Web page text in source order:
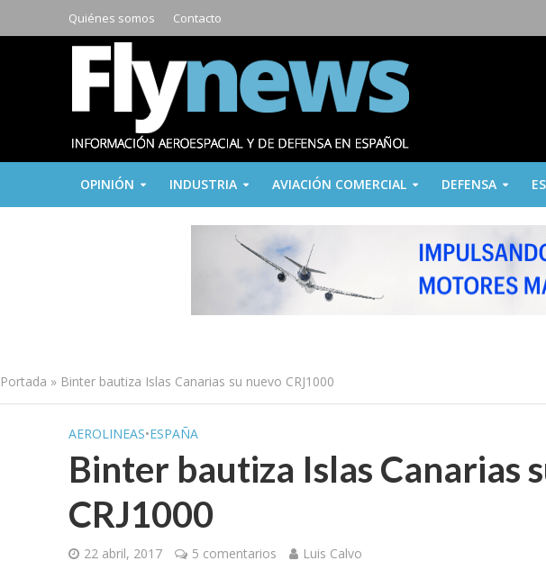
Quiénes somos Contacto
OPINIÓN INDUSTRIA AVIACIÓN COMERCIAL DEFENSA
Portada » Binter bautiza Islas Canarias su nuevo CRJ1000
AEROLINEAS•ESPAÑA
Binter bautiza Islas Canarias
CRJ1000
22 abril, 2017 5 comentarios Luis Calvo